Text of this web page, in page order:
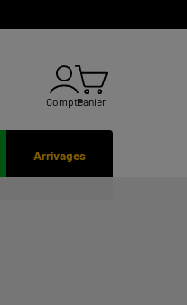
ComptePanier
Arrivages